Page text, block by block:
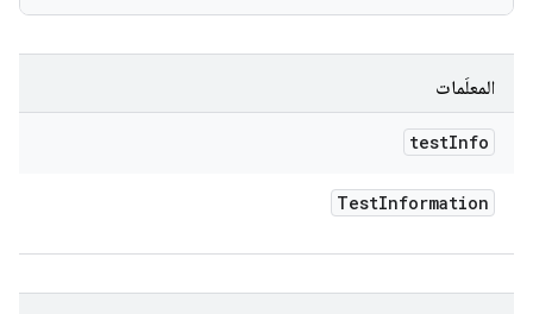
المعلَمات
testInfo
TestInformation